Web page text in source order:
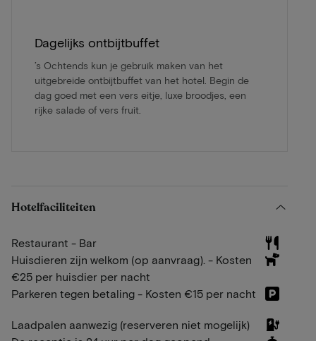
Dagelijks ontbijtbuffet
’s Ochtends kun je gebruik maken van het
uitgebreide ontbijtbuffet van het hotel. Begin de
dag goed met een vers eitje, luxe broodjes, een
rijke salade of vers fruit.
Hotelfaciliteiten
Restaurant - Bar
Huisdieren zijn welkom (op aanvraag). - Kosten
€25 per huisdier per nacht
Parkeren tegen betaling - Kosten €15 per nacht
Laadpalen aanwezig (reserveren niet mogelijk)